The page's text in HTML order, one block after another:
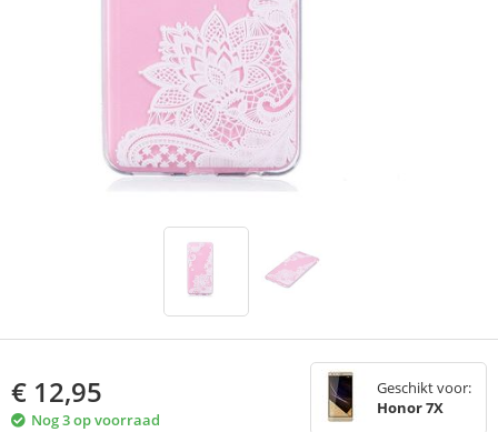
€ 12,95
Nog 3 op voorraad
Geschikt voor:
Honor 7X